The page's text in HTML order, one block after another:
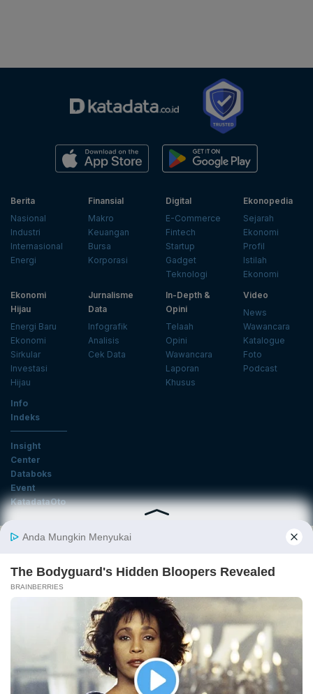
Berita
Nasional
Industri
Internasional
Energi
Finansial
Makro
Keuangan
Bursa
Korporasi
Digital
E-Commerce
Fintech
Startup
Gadget
Teknologi
Ekonopedia
Sejarah
Ekonomi
Profil
Istilah
Ekonomi
Ekonomi
Hijau
Energi Baru
Ekonomi
Sirkular
Investasi
Hijau
Jurnalisme
Data
Infografik
Analisis
Cek Data
In-Depth &
Opini
Telaah
Opini
Wawancara
Laporan
Khusus
Video
News
Wawancara
Katalogue
Foto
Podcast
Info
Indeks
Insight
Center
Databoks
Event
KatadataOto
Langganan Newsletter
Daftar
Ikuti Kami
Tentang Katadata Advertising Karier
Pedoman Media Siber
Kebijakan Privasi
Disclaimer
Hubungi Kami
©2026 Katadata. Hak cipta dilindungi Undang-undang.